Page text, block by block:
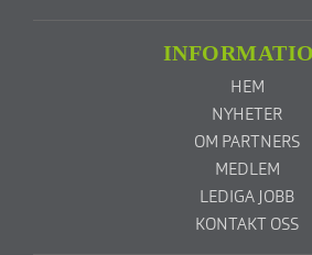
HEM
NYHETER
OM PARTNERS
MEDLEM
LEDIGA JOBB
KONTAKT OSS